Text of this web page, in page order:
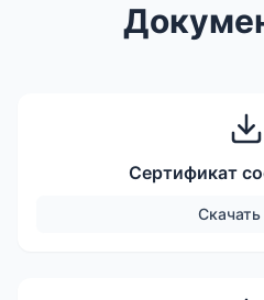
Сертификат
Скачать